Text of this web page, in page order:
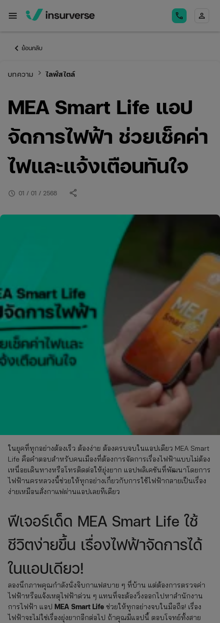
menu call person
keyboard_arrow_left ย้อนกลับ
บทความ keyboard_arrow_right ไลฟ์สไตล์
MEA Smart Life แอป
จัดการไฟฟ้า ช่วยเช็คค่า
ไฟและแจ้งเตือนทันใจ
schedule 01 / 01 / 2568 share
ในยุคที่ทุกอย่างต้องเร็ว ต้องง่าย ต้องครบจบในแอปเดียว MEA Smart
Life คือคำตอบสำหรับคนเมืองที่ต้องการจัดการเรื่องไฟฟ้าแบบไม่ต้อง
เหนื่อยเดินทางหรือโทรติดต่อให้ยุ่งยาก แอปพลิเคชันที่พัฒนาโดยการ
ไฟฟ้านครหลวงนี้ช่วยให้ทุกอย่างเกี่ยวกับการใช้ไฟฟ้ากลายเป็นเรื่อง
ง่ายเหมือนสั่งกาแฟผ่านแอปเลยทีเดียว
ฟีเจอร์เด็ด MEA Smart Life ใช้
ชีวิตง่ายขึ้น เรื่องไฟฟ้าจัดการได้
ในแอปเดียว!
ลองนึกภาพคุณกำลังนั่งจิบกาแฟสบาย ๆ ที่บ้าน แต่ต้องการตรวจค่า
ไฟฟ้าหรือแจ้งเหตุไฟฟ้าด่วน ๆ แทนที่จะต้องวิ่งออกไปหาสำนักงาน
การไฟฟ้า แอป MEA Smart Life ช่วยให้ทุกอย่างจบในมือถือ! เรื่อง
ไฟฟ้าจะไม่ใช่เรื่องยุ่งยากอีกต่อไป ถ้าคุณมีแอปนี้ ตอบโจทย์ทั้งสาย